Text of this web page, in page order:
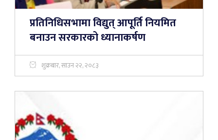
प्रतिनिधिसभामा विद्युत् आपूर्ति नियमित
बनाउन सरकारको ध्यानाकर्षण
शुक्रबार, साउन २२, २०८३